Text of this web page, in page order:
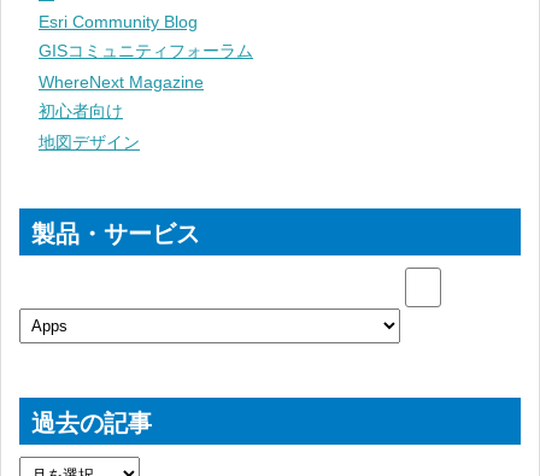
Esri Community Blog
GISコミュニティフォーラム
WhereNext Magazine
初心者向け
地図デザイン
製品・サービス
過去の記事